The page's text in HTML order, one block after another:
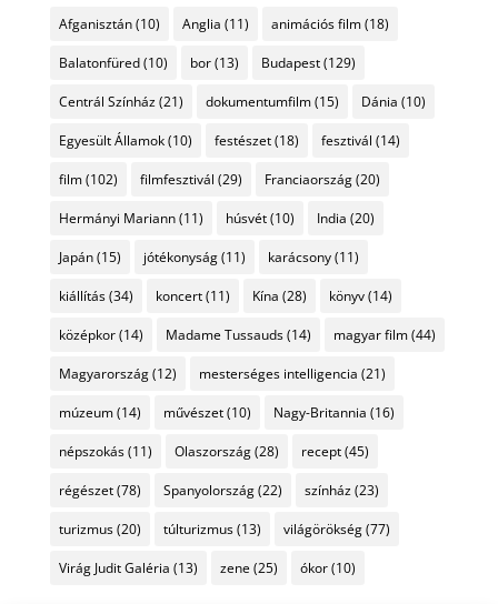
Afganisztán(10) Anglia (11) animációs film(18)
Balatonfüred(10) bor(13) Budapest(129)
Centrál Színház(21) dokumentumfilm(15) Dánia (10)
Egyesült Államok(10) festészet(18) fesztivál (14)
film(102) filmfesztivál (29) Franciaország(20)
Hermányi Mariann(11) húsvét(10) India (20)
Japán(15) jótékonyság(11) karácsony(11)
kiállítás(34) koncert(11) Kína (28) könyv(14)
középkor(14) Madame Tussauds(14) magyar film(44)
Magyarország(12) mesterséges intelligencia (21)
múzeum(14) művészet(10) Nagy-Britannia (16)
népszokás(11) Olaszország(28) recept(45)
régészet(78) Spanyolország(22) színház(23)
turizmus(20) túlturizmus(13) világörökség(77)
Virág Judit Galéria (13) zene (25) ókor(10)